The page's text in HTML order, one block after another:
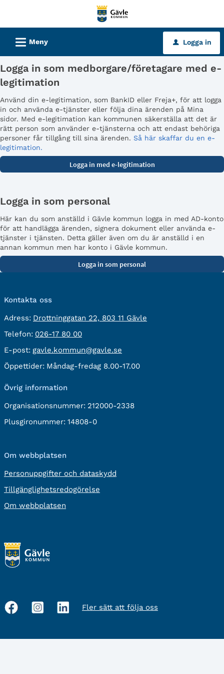
tjänster
Gävle
kommun
L Meny u Logga in
Logga in som medborgare/företagare med e-
legitimation
Använd din e-legitimation, som BankID eller Freja+, för att logga
in och använda e-tjänster eller följa dina ärenden på Mina
sidor. Med e-legitimation kan kommunen säkerställa att det är
rätt person som använder e-tjänsterna och att endast behöriga
personer får tillgång till sina ärenden. Så här skaffar du en e-
legitimation.
Logga in som personal
Här kan du som anställd i Gävle kommun logga in med AD-konto
för att handlägga ärenden, signera dokument eller använda e-
tjänster i tjänsten. Detta gäller även om du är anställd i en
annan kommun men har konto i Gävle kommun.
Kontakta oss
Adress: besöksadress:
Drottninggatan 22, 803 11 Gävle
Telefon: Telefon:
026-17 80 00
E-post: E-
post:
gavle.kommun@gavle.se
Öppettider: Måndag-fredag 8.00-17.00
Övrig information
Organisationsnummer: 212000-2338
Plusgironummer: 14808-0
Om webbplatsen
Personuppgifter och dataskydd
Tillgänglighetsredogörelse
Om webbplatsen
Sociala
Fler sätt att följa oss